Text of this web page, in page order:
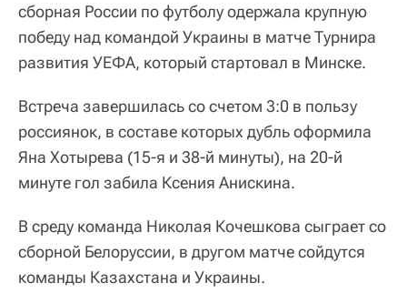
сборная России по футболу одержала крупную
победу над командой Украины в матче Турнира
развития УЕФА, который стартовал в Минске.
Встреча завершилась со счетом 3:0 в пользу
россиянок, в составе которых дубль оформила
Яна Хотырева (15-я и 38-й минуты), на 20-й
минуте гол забила Ксения Анискина.
В среду команда Николая Кочешкова сыграет со
сборной Белоруссии, в другом матче сойдутся
команды Казахстана и Украины.